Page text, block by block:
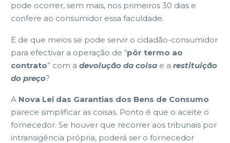
pode ocorrer, sem mais, nos primeiros 30 dias e
confere ao consumidor essa faculdade.
E de que meios se pode servir o cidadão-consumidor
para efectivar a operação de “pôr termo ao
contrato” com a devolução da coisa e a restituição
do preço?
A Nova Lei das Garantias dos Bens de Consumo
parece simplificar as coisas. Ponto é que o aceite o
fornecedor. Se houver que recorrer aos tribunais por
intransigência própria, poderá ser o fornecedor